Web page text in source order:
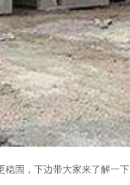
固，下边带大家来了解一下